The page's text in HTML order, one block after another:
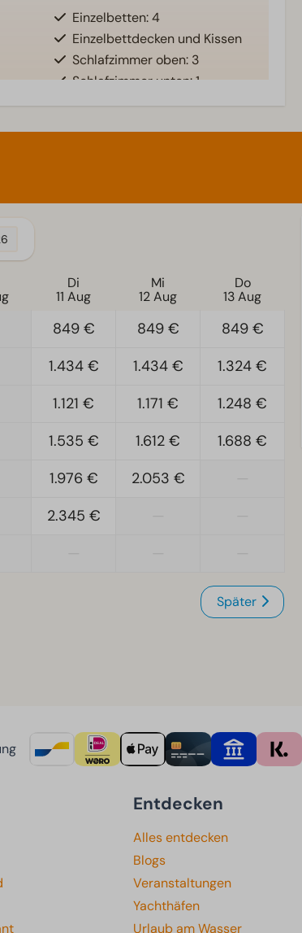
Einzelbetten: 4
Einzelbettdecken und Kissen
Schlafzimmer oben: 3
Schlafzimmer unten: 1
Etagenbet(ten): 2
Di
11 Aug
Mi
12 Aug
Do
13 Aug
849 € 849 € 849 €
1.434 € 1.434 € 1.324 €
1.121 € 1.171 € 1.248 €
1.535 € 1.612 € 1.688 €
1.976 € 2.053 €
2.345 €
Später
Entdecken
Alles entdecken
Blogs
Veranstaltungen
Yachthäfen
Urlaub am Wasser